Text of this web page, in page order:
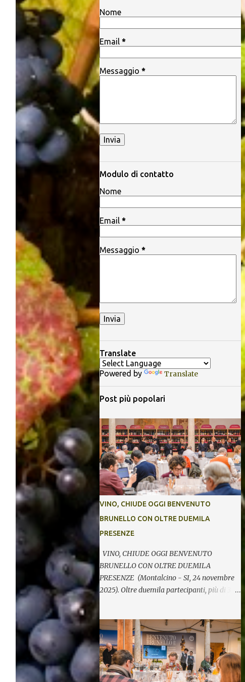
Nome
Email *
Messaggio *
Modulo di contatto
Nome
Email *
Messaggio *
Translate
Powered by Translate
Post più popolari
VINO, CHIUDE OGGI BENVENUTO
BRUNELLO CON OLTRE DUEMILA
PRESENZE
VINO, CHIUDE OGGI BENVENUTO
BRUNELLO CON OLTRE DUEMILA
PRESENZE (Montalcino - SI, 24 novembre
2025). Oltre duemila partecipanti, più di 370
edizione di Benvenuto Brunello, l’annuale
evento di presentazione delle nuove annate
del principe dei rossi toscani a cura del
Consorzio del vino Brunello di Montalcino.
In assaggio nei calici, il millesimo 2021, la